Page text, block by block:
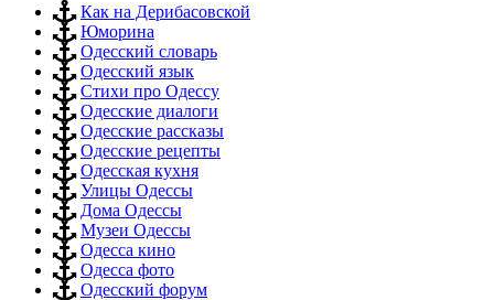
Как на Дерибасовской
Юморина
Одесский словарь
Одесский язык
Стихи про Одессу
Одесские диалоги
Одесские рассказы
Одесские рецепты
Одесская кухня
Улицы Одессы
Дома Одессы
Музеи Одессы
Одесса кино
Одесса фото
Одесский форум